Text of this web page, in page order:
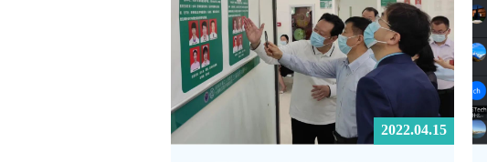
2022.04.15